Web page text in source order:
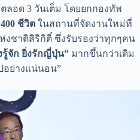
ลอด 3 วันเต็ม โดยยกกองทัพ
400 ชีวิต ในสถานที่จัดงานใหม่ที่
งชาติสิริกิติ์ ซึ่งรับรองว่าทุกๆคน
รู้จัก ยิ่งรักญี่ปุ่น” มากขึ้นกว่าเดิม
อย่างแน่นอน”